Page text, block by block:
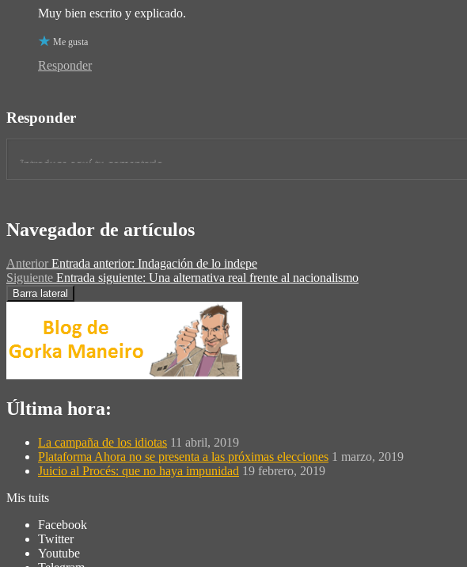
Muy bien escrito y explicado.
Me gusta
Responder
Responder
Navegador de artículos
Anterior Entrada anterior: Indagación de lo indepe
Siguiente Entrada siguiente: Una alternativa real frente al nacionalismo
Barra lateral
Última hora:
La campaña de los idiotas 11 abril, 2019
Plataforma Ahora no se presenta a las próximas elecciones 1 marzo, 2019
Juicio al Procés: que no haya impunidad 19 febrero, 2019
Mis tuits
Facebook
Twitter
Youtube